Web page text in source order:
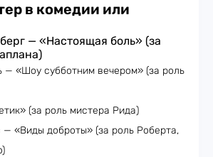
в комедии или
— «Настоящая боль» (за
— «Шоу субботним вечером» (за роль
(за роль мистера Рида)
«Виды доброты» (за роль Роберта,